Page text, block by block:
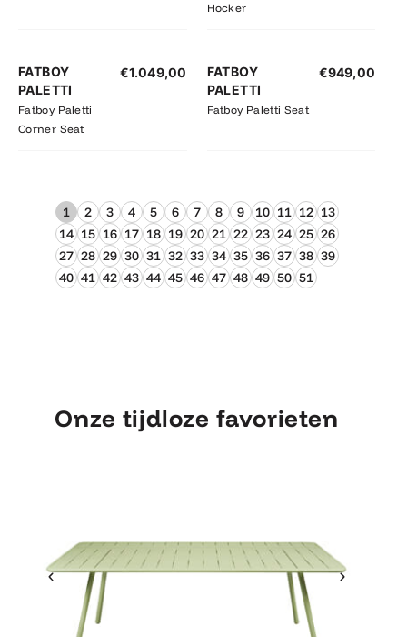
Hocker
FATBOY
PALETTI
Fatboy Paletti
Corner Seat
€1.049,00
FATBOY
PALETTI
Fatboy Paletti Seat
€949,00
1 2 3 4 5 6 7 8 9 10 11 12 13
14 15 16 17 18 19 20 21 22 23 24 25 26
27 28 29 30 31 32 33 34 35 36 37 38 39
40 41 42 43 44 45 46 47 48 49 50 51
Onze tijdloze favorieten